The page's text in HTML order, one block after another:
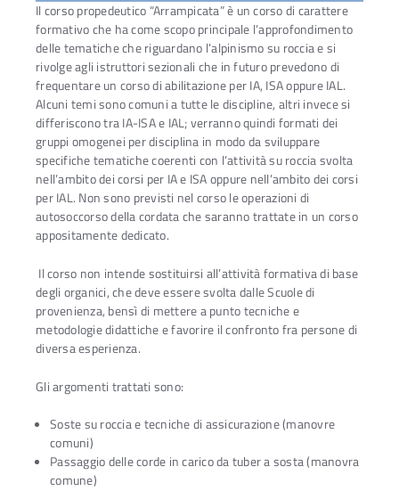
Il corso propedeutico “Arrampicata” è un corso di carattere
formativo che ha come scopo principale l’approfondimento
delle tematiche che riguardano l’alpinismo su roccia e si
rivolge agli istruttori sezionali che in futuro prevedono di
frequentare un corso di abilitazione per IA, ISA oppure IAL.
Alcuni temi sono comuni a tutte le discipline, altri invece si
differiscono tra IA-ISA e IAL; verranno quindi formati dei
gruppi omogenei per disciplina in modo da sviluppare
specifiche tematiche coerenti con l’attività su roccia svolta
nell’ambito dei corsi per IA e ISA oppure nell’ambito dei corsi
per IAL. Non sono previsti nel corso le operazioni di
autosoccorso della cordata che saranno trattate in un corso
appositamente dedicato.
Il corso non intende sostituirsi all’attività formativa di base
degli organici, che deve essere svolta dalle Scuole di
provenienza, bensì di mettere a punto tecniche e
metodologie didattiche e favorire il confronto fra persone di
diversa esperienza.
Gli argomenti trattati sono:
Soste su roccia e tecniche di assicurazione (manovre
comuni)
Passaggio delle corde in carico da tuber a sosta (manovra
comune)